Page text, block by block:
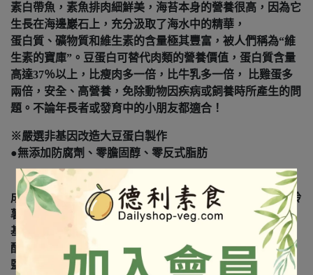
素白帶魚，素魚排肉細鮮美，海苔本身的營養很高，因為它
生長在海邊巖石上，充分汲取了海水中的精華，
蛋白質、礦物質和維生素的含量極其豐富，被人們稱為“維
生素的寶庫”。豆蛋白可替代肉類的營養價值，蛋白質含量
高達37％以上，比瘦肉多一倍，比牛乳多一倍， 比雞蛋多
兩倍，安全、高營養，免除動物因疾病或飼養時所產生的問
題。不論年長者或發育中的小朋友都適合！
※嚴選非基因改造大豆蛋白製作
●無添加防腐劑、零膽固醇、零反式脂肪
成份：水、芥花油、小麥蛋白、玉米澱粉、高筋麵粉、馬鈴
薯澱粉、蛋白粉、麥芽糊精、乳清、黏稠劑(乾酪素鈉)、非
基因改造大豆蛋白、豆皮(消泡劑(矽樹脂、脂肪酸山梨醇酐
酯、聚山梨醇酐脂肪酸酯六十五、羧甲基纖維素鈉))、薑、
鹽、海苔、糖、酵母抽出物、大豆卵磷脂、調味劑(琥珀酸